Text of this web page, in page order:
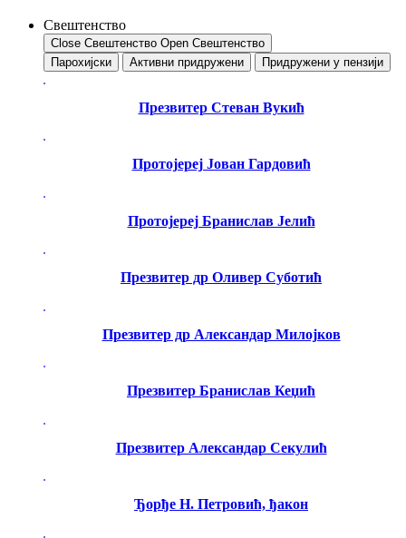
Свештенство
Close Свештенство Open Свештенство
Парохијски
Активни придружени Придружени у пензији
Презвитер Стеван Вукић
Протојереј Јован Гардовић
Протојереј Бранислав Јелић
Презвитер др Оливер Суботић
Презвитер др Александар Милојков
Презвитер Бранислав Кеџић
Презвитер Александар Секулић
Ђорђе Н. Петровић, ђакон